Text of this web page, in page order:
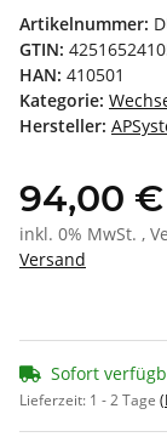
Artikelnummer:
GTIN:
HAN: 410501
Kategorie:
Hersteller:
94,00 €
inkl. 0% MwSt. ,
Versand
Sofort
Lieferzeit: 1 - 2 Tage